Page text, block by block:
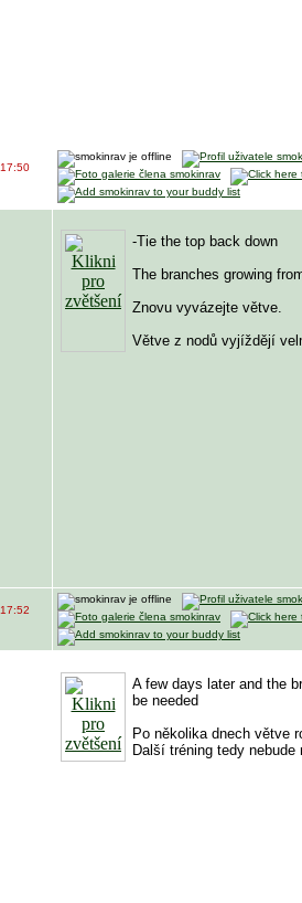
17:50
-Tie the top back down
The branches growing
Znovu vyvázejte větve.
Větve z nodů vyjíždějí
17:52
A few days later and the
be needed
Po několika dnech větve
Další tréning tedy nebude